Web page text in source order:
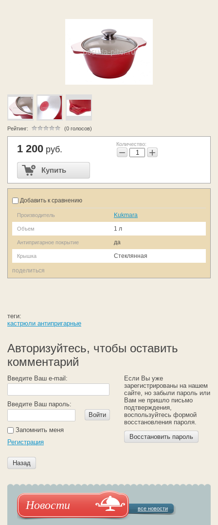
Рейтинг: (0 голосов)
1 200 руб.
Количество:
− +
Купить
Добавить к сравнению
Производитель Kukmara
Объем 1 л
Антипригарное покрытие да
Крышка Стеклянная
поделиться
теги:
кастрюли антипригарные
Авторизуйтесь, чтобы оставить
комментарий
Введите Ваш e-mail:
Введите Ваш пароль:
Войти
Запомнить меня
Регистрация
Если Вы уже
зарегистрированы на нашем
сайте, но забыли пароль или
Вам не пришло письмо
подтверждения,
воспользуйтесь формой
восстановления пароля.
Восстановить пароль
Назад
Новости все новости